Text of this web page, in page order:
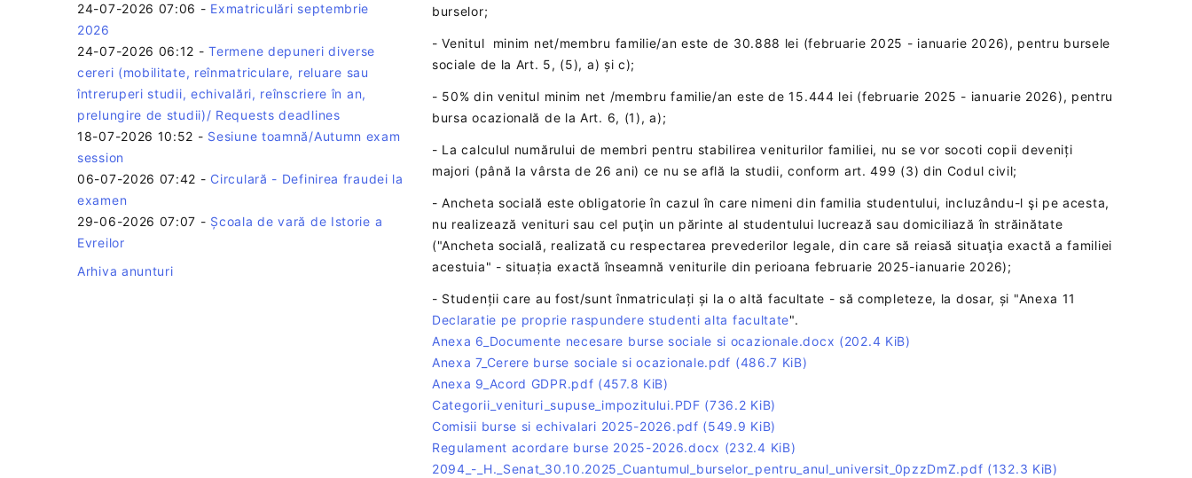
24-07-2026 07:06 - Exmatriculări septembrie
2026
24-07-2026 06:12 -Termene depuneri diverse
cereri (mobilitate, reînmatriculare, reluare sau
întreruperi studii, echivalări, reînscriere în an,
prelungire de studii)/ Requests deadlines
18-07-2026 10:52 - Sesiune toamnă/Autumn exam
session
06-07-2026 07:42 - Circulară - Definirea fraudei la
examen
29-06-2026 07:07 - Școala de vară de Istorie a
Evreilor
Arhiva anunturi
burselor;
- Venitul minim net/membru familie/an este de 30.888 lei (februarie 2025 - ianuarie 2026), pentru bursele
sociale de la Art. 5, (5), a) și c);
- 50% din venitul minim net /membru familie/an este de 15.444 lei (februarie 2025 - ianuarie 2026), pentru
bursa ocazională de la Art. 6, (1), a);
- La calculul numărului de membri pentru stabilirea veniturilor familiei, nu se vor socoti copii deveniți
majori (până la vârsta de 26 ani) ce nu se află la studii, conform art. 499 (3) din Codul civil;
- Ancheta socială este obligatorie în cazul în care nimeni din familia studentului, incluzându-l şi pe acesta,
nu realizează venituri sau cel puţin un părinte al studentului lucrează sau domiciliază în străinătate
("Ancheta socială, realizată cu respectarea prevederilor legale, din care să reiasă situaţia exactă a familiei
acestuia" - situația exactă înseamnă veniturile din perioana februarie 2025-ianuarie 2026);
- Studenții care au fost/sunt înmatriculați și la o altă facultate - să completeze, la dosar, și "Anexa 11
Declaratie pe proprie raspundere studenti alta facultate".
Anexa 6_Documente necesare burse sociale si ocazionale.docx (202.4 KiB)
Anexa 7_Cerere burse sociale si ocazionale.pdf (486.7 KiB)
Anexa 9_Acord GDPR.pdf (457.8 KiB)
Categorii_venituri_supuse_impozitului.PDF (736.2 KiB)
Comisii burse si echivalari 2025-2026.pdf (549.9 KiB)
Regulament acordare burse 2025-2026.docx (232.4 KiB)
2094_-_H._Senat_30.10.2025_Cuantumul_burselor_pentru_anul_universit_0pzzDmZ.pdf (132.3 KiB)